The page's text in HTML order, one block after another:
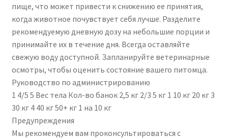
пище, что может привести к снижению ее принятия,
когда животное почувствует себя лучше. Разделите
рекомендуемую дневную дозу на небольшие порции и
принимайте их в течение дня. Всегда оставляйте
свежую воду доступной. Запланируйте ветеринарные
осмотры, чтобы оценить состояние вашего питомца.
Руководство по администрированию
1 4/5 5 Вес тела Кол-во банок 2,5 кг 2/3 5 кг 1 10 кг 20 кг 3
30 кг 4 40 кг 50+ кг 1 на 10 кг
Предупреждения
Мы рекомендуем вам проконсультироваться с